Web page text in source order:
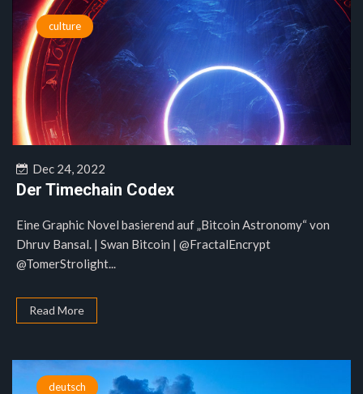
culture
Dec 24, 2022
Der Timechain Codex
Eine Graphic Novel basierend auf „Bitcoin Astronomy“ von
Dhruv Bansal. | Swan Bitcoin | @FractalEncrypt
@TomerStrolight...
Read More
deutsch